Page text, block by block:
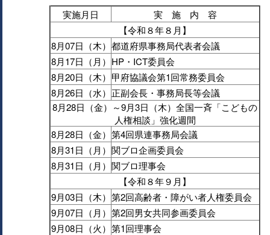
実施月日
実 施 内 容
【令和８年８月】
8月07日（木） 都道府県事務局代表者会議
8月17日（月） HP・ICT委員会
8月20日（木） 甲府協議会第1回常務委員会
8月26日（水） 正副会長・事務局長等会議
8月28日（金）～9月3日（木）全国一斉「こどもの
人権相談」強化週間
8月28日（金） 第4回県連事務局会議
8月31日（月） 関ブロ企画委員会
8月31日（月） 関ブロ理事会
【令和８年９月】
9月03日（木） 第2回高齢者・障がい者人権委員会
9月07日（月） 第2回男女共同参画委員会
9月08日（火） 第1回理事会